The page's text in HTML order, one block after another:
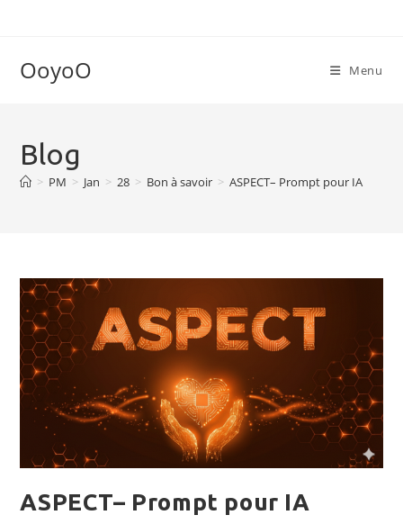
OoyoO Menu
Blog
> PM > Jan > 28 > Bon à savoir > ASPECT– Prompt pour IA
ASPECT– Prompt pour IA